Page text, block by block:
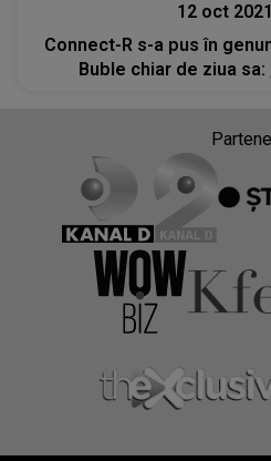
12 oct 2021
Connect-R s-a pus în
Buble chiar de ziua sa: